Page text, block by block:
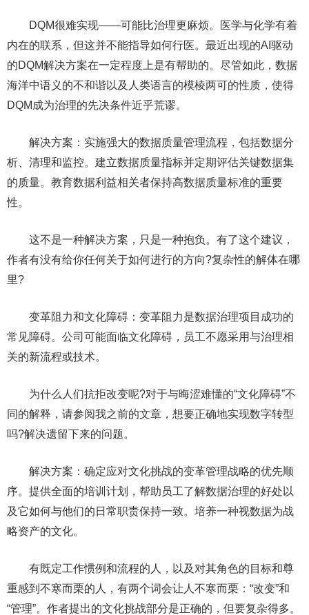
DQM很难实现——可能比治理更麻烦。医学与化学有着
内在的联系，但这并不能指导如何行医。最近出现的AI驱动
的DQM解决方案在一定程度上是有帮助的。尽管如此，数据
海洋中语义的不和谐以及人类语言的模棱两可的性质，使得
DQM成为治理的先决条件近乎荒谬。
解决方案：实施强大的数据质量管理流程，包括数据分
析、清理和监控。建立数据质量指标并定期评估关键数据集
的质量。教育数据利益相关者保持高数据质量标准的重要
性。
这不是一种解决方案，只是一种抱负。有了这个建议，
作者有没有给你任何关于如何进行的方向?复杂性的解体在哪
里?
变革阻力和文化障碍：变革阻力是数据治理项目成功的
常见障碍。公司可能面临文化障碍，员工不愿采用与治理相
关的新流程或技术。
为什么人们抗拒改变呢?对于与晦涩难懂的“文化障碍”不
同的解释，请参阅我之前的文章，想要正确地实现数字转型
吗?解决遗留下来的问题。
解决方案：确定应对文化挑战的变革管理战略的优先顺
序。提供全面的培训计划，帮助员工了解数据治理的好处以
及它如何与他们的日常职责保持一致。培养一种视数据为战
略资产的文化。
有既定工作惯例和流程的人，以及对其角色的目标和尊
重感到不寒而栗的人，有两个词会让人不寒而栗：“改变”和
“管理”。作者提出的文化挑战部分是正确的，但要复杂得多。